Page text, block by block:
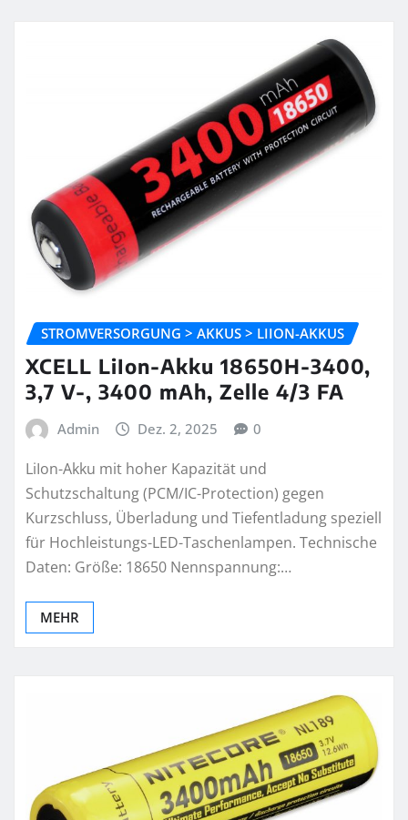
STROMVERSORGUNG > AKKUS > LIION-AKKUS
XCELL LiIon-Akku 18650H-3400,
3,7 V-, 3400 mAh, Zelle 4/3 FA
Admin Dez. 2, 2025 0
LiIon-Akku mit hoher Kapazität und
Schutzschaltung (PCM/IC-Protection) gegen
Kurzschluss, Überladung und Tiefentladung speziell
für Hochleistungs-LED-Taschenlampen. Technische
Daten: Größe: 18650 Nennspannung:…
MEHR